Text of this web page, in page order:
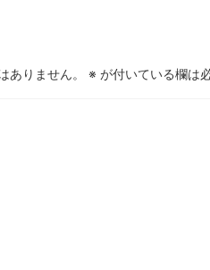
ありません。 ※ が付いている欄は